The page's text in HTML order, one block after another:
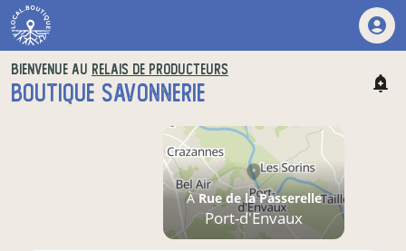
BIENVENUE AU RELAIS DE PRODUCTEURS
BOUTIQUE SAVONNERIE
ÀRue de la Passerelle
Port-d'Envaux